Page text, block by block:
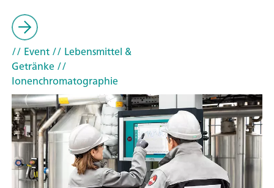
// Event// Lebensmittel &
Getränke//
Ionenchromatographie